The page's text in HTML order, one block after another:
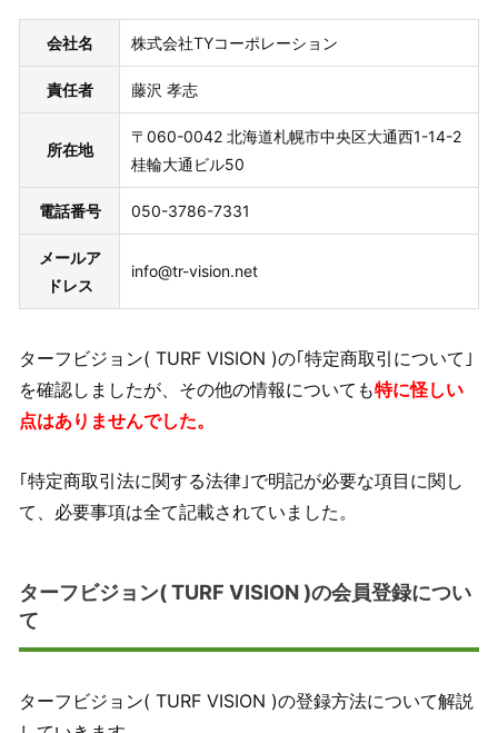
会社名 株式会社TYコーポレーション
責任者 藤沢 孝志
所在地
〒060-0042 北海道札幌市中央区大通西1-14-2
桂輪大通ビル50
電話番号 050-3786-7331
メールア
ドレス
info@tr-vision.net
ターフビジョン( TURF VISION )の｢特定商取引について｣
を確認しましたが、その他の情報についても特に怪しい
点はありませんでした。
｢特定商取引法に関する法律｣で明記が必要な項目に関し
て、必要事項は全て記載されていました。
ターフビジョン( TURF VISION )の会員登録につい
て
ターフビジョン( TURF VISION )の登録方法について解説